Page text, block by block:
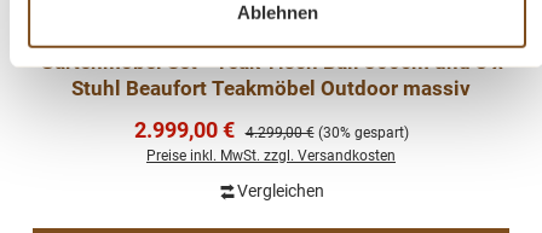
Ablehnen
Gartenmöbel Set - Teak Tisch Bali 300cm und 8 x
Stuhl Beaufort Teakmöbel Outdoor massiv
Verkaufspreis:
2.999,00 € Regulärer Preis:
4.299,00 € (30% gespart)
Preise inkl. MwSt. zzgl. Versandkosten
Vergleichen